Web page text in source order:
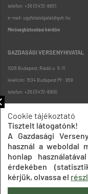
telefon: +36 (1) 472-8851
e-mail: ugyfelszolgalat@gvh.hu
Minőségbiztosítási kérdőív
GAZDASÁGI VERSENYHIVATAL
1026 Budapest, Riadó u. 5-11.
levélcím: 1534 Budapest Pf.: 958
telefon: +36 (1) 472-8900
Cookie tájékoztató
Tisztelt látogatónk!
A Gazdasági
használ a weboldal
honlap
érdekében
kérjük, olvassa el